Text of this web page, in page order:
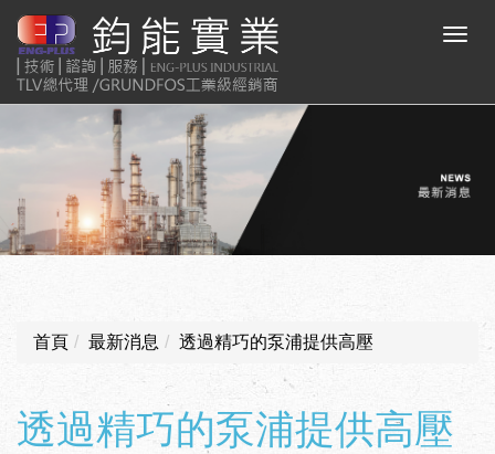
首頁 最新消息 透過精巧的泵浦提供高壓
透過精巧的泵浦提供高壓